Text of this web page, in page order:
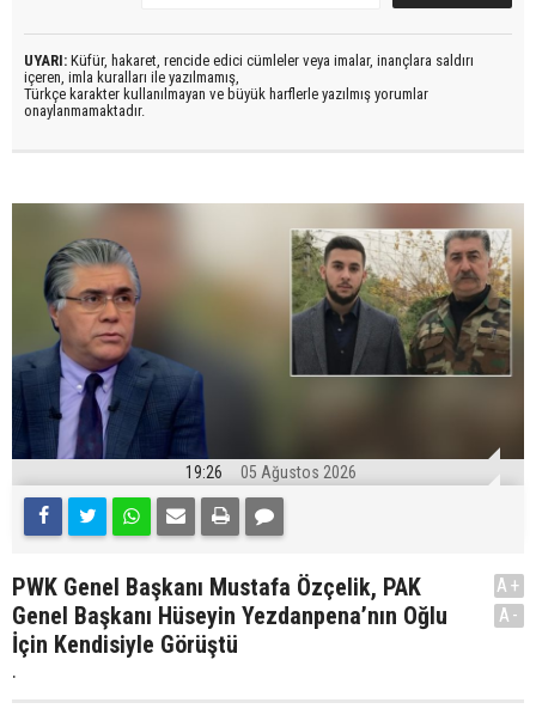
UYARI: Küfür, hakaret, rencide edici cümleler veya imalar, inançlara saldırı
içeren, imla kuralları ile yazılmamış,
Türkçe karakter kullanılmayan ve büyük harflerle yazılmış yorumlar
onaylanmamaktadır.
19:26 05 Ağustos 2026
PWK Genel Başkanı Mustafa Özçelik, PAK
Genel Başkanı Hüseyin Yezdanpena’nın Oğlu
İçin Kendisiyle Görüştü
.
A+
A-